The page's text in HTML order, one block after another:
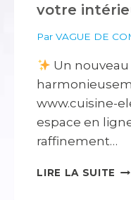
votre
Par VAGUE DE
Un
www.cuisine-
espace en
raffinement…
LIRE LA SUITE